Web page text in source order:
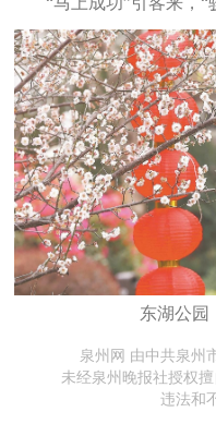
东湖公园
泉州网 由中共泉州
未经泉州晚报社授权
违法和